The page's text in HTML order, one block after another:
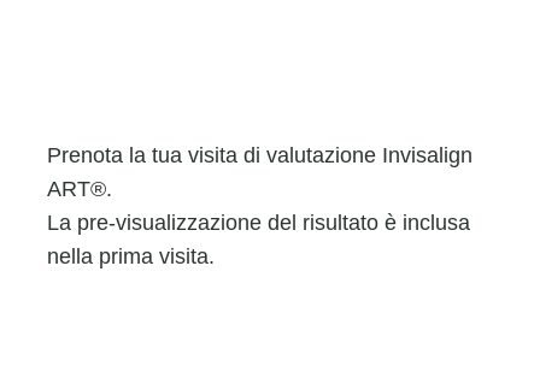
Prenota la tua visita di valutazione Invisalign
ART®.
La pre-visualizzazione del risultato è inclusa
nella prima visita.